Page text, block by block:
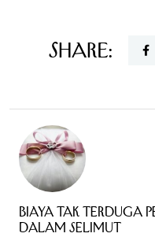
Share:
Biaya Tak Terduga
Dalam Selimut